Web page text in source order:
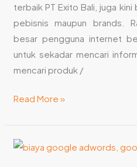
terbaik PT Exito Bali, juga
pebisnis maupun brands.
besar pengguna internet
untuk sekadar mencari
mencari produk /
Read More »
Biaya